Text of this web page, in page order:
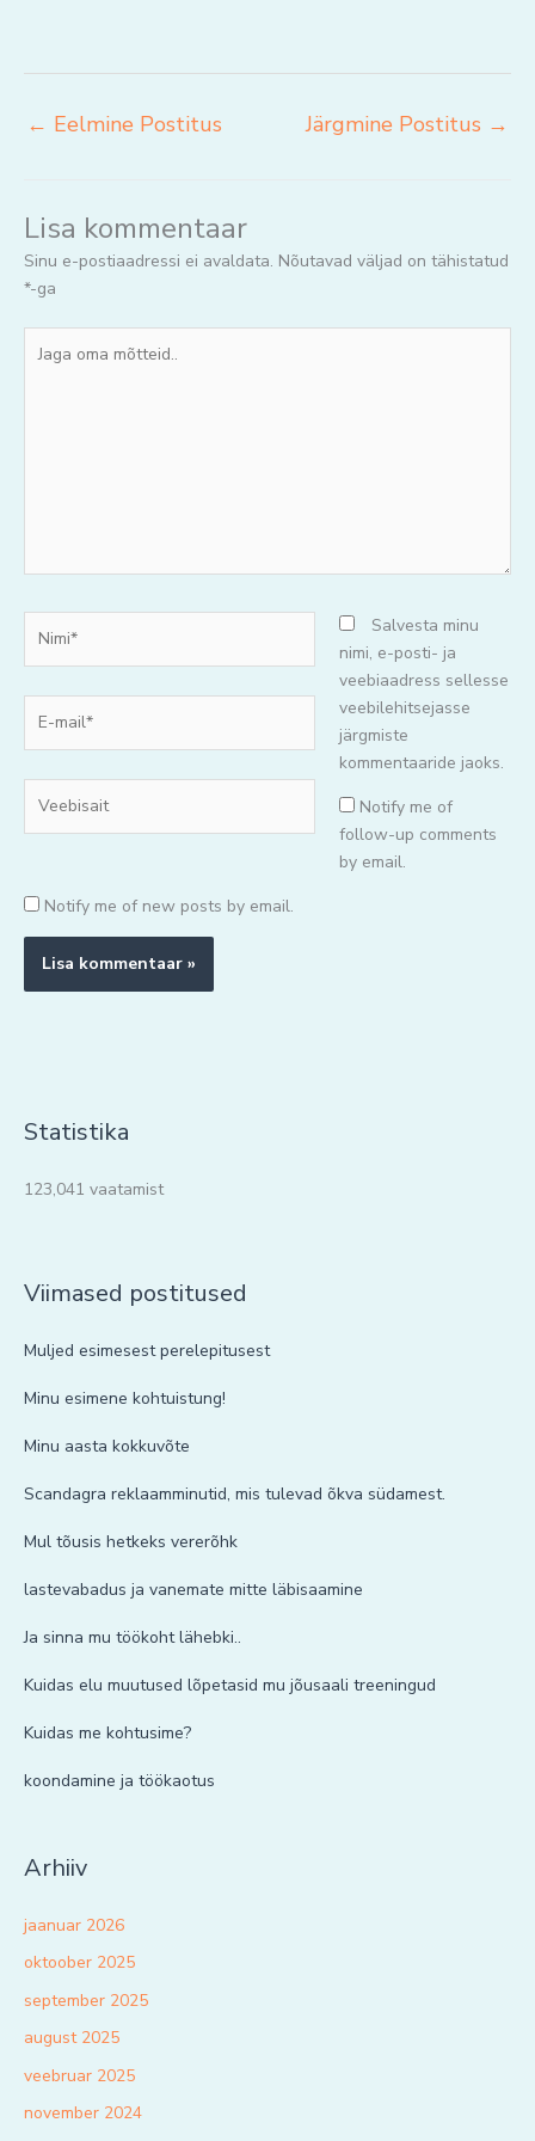
← Eelmine Postitus Järgmine Postitus →
Lisa kommentaar
Sinu e-postiaadressi ei avaldata. Nõutavad väljad on tähistatud
*-ga
oma
mail*
Salvesta minu
nimi, e-posti- ja
veebiaadress sellesse
veebilehitsejasse
järgmiste
kommentaaride jaoks.
Notify me of
follow-up comments
by email.
Notify me of new posts by email.
Statistika
123,041 vaatamist
Viimased postitused
Muljed esimesest perelepitusest
Minu esimene kohtuistung!
Minu aasta kokkuvõte
Scandagra reklaamminutid, mis tulevad õkva südamest.
Mul tõusis hetkeks vererõhk
lastevabadus ja vanemate mitte läbisaamine
Ja sinna mu töökoht lähebki..
Kuidas elu muutused lõpetasid mu jõusaali treeningud
Kuidas me kohtusime?
koondamine ja töökaotus
Arhiiv
jaanuar 2026
oktoober 2025
september 2025
august 2025
veebruar 2025
november 2024